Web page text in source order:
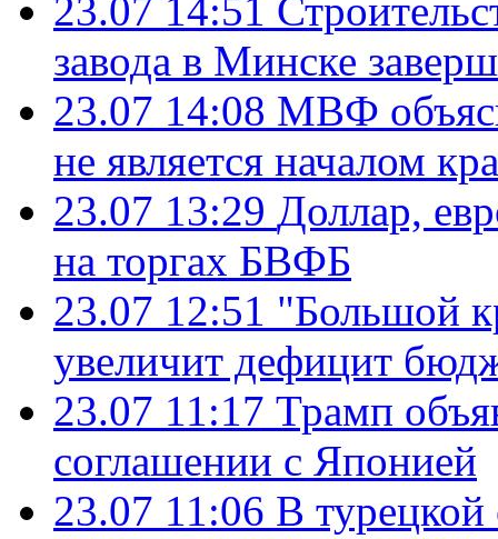
23.07 14:51
завода в Минске
23.07 14:08 МВФ
не является началом
23.07 13:29 Доллар,
на торгах БВФБ
23.07 12:51 "Большой
увеличит дефицит
23.07 11:17 Трамп
соглашении с Японией
23.07 11:06 В